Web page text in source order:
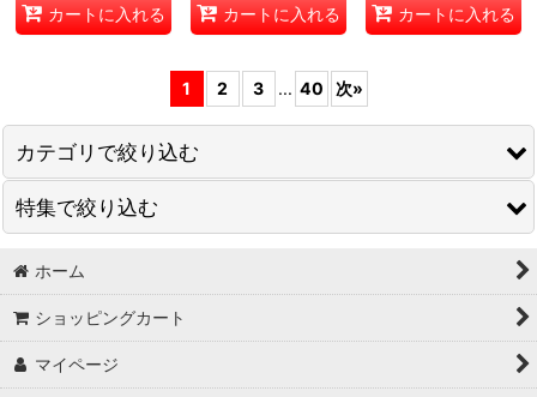
カートに入れる カートに入れる カートに入れる
1 2 3 ... 40 次»
カテゴリで絞り込む
今月の特売
鉢各種
園芸資材各種
園芸用土/肥料各種
特集で絞り込む
鉢（国産）
鉢（輸入品）
盆栽道具一覧
ホーム
ショッピングカート
マイページ